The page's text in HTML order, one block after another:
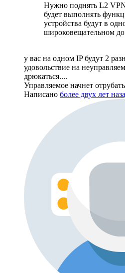
Нужно поднять L2
будет выполнять
устройства будут в
широковещательном
у вас на одном IP будут 2
удовольствие на
дрюкаться....
Управляемое начнет
Написано более двух лет